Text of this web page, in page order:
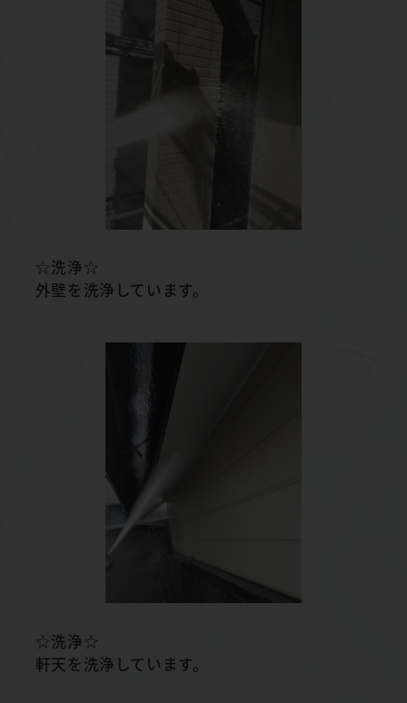
☆洗浄☆
外壁を洗浄しています。
☆洗浄☆
軒天を洗浄しています。